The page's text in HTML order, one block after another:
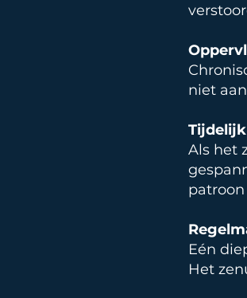
niet
Als het
Eén
Het